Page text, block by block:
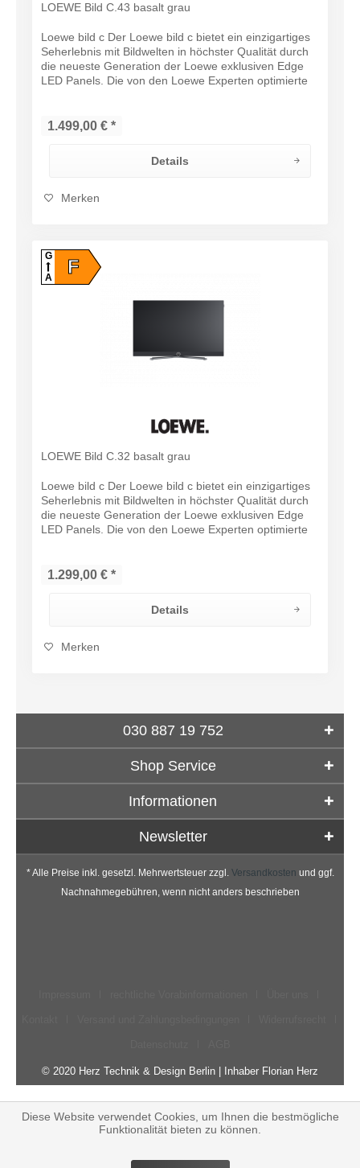
LOEWE Bild C.43 basalt grau
Loewe bild c Der Loewe bild c bietet ein einzigartiges
Seherlebnis mit Bildwelten in höchster Qualität durch
die neueste Generation der Loewe exklusiven Edge
LED Panels. Die von den Loewe Experten optimierte
1.499,00 € *
Details
Merken
F
G
A
LOEWE Bild C.32 basalt grau
Loewe bild c Der Loewe bild c bietet ein einzigartiges
Seherlebnis mit Bildwelten in höchster Qualität durch
die neueste Generation der Loewe exklusiven Edge
LED Panels. Die von den Loewe Experten optimierte
1.299,00 € *
Details
Merken
030 887 19 752
Shop Service
Informationen
Newsletter
* Alle Preise inkl. gesetzl. Mehrwertsteuer zzgl. Versandkosten und ggf.
Nachnahmegebühren, wenn nicht anders beschrieben
© 2020 Herz Technik & Design Berlin | Inhaber Florian Herz
Diese Website verwendet Cookies, um Ihnen die bestmögliche
Funktionalität bieten zu können.